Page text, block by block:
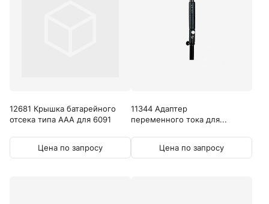
12681 Крышка батарейного
отсека типа AAA для 6091
Цена по запросу
11344 Адаптер
переменного тока для...
Цена по запросу